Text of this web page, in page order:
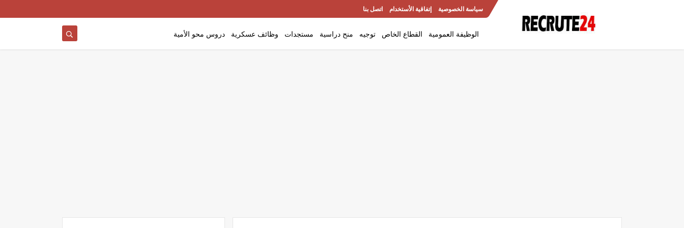
سياسة الخصوصية إتفاقية الأستخدام اتصل بنا
الوظيفة العمومية القطاع الخاص توجيه منح دراسية مستجدات وظائف عسكرية دروس محو الأمية